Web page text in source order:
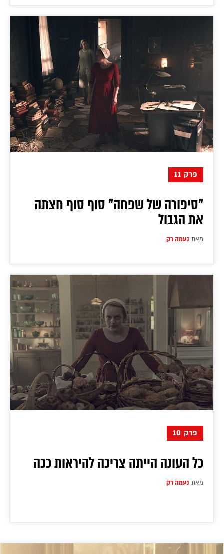
פרק 11
"סיפורה של שפחה" סוף סוף חצתה
את הגבול
מאת נעמה רק
פרק 10
כל העונה הייתה צריכה להיראות ככה
מאת נעמה רק